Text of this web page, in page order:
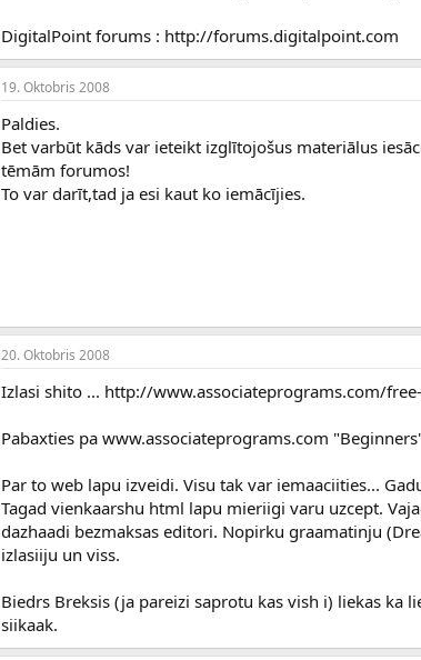
DigitalPoint forums : http://forums.digitalpoint.com
19. Oktobris 2008
Paldies.
Bet varbūt kāds var ieteikt izglītojošus materiālus
tēmām forumos!
To var darīt,tad ja esi kaut ko iemācījies.
20. Oktobris 2008
Izlasi shito ... http://www.associateprograms.com/
Pabaxties pa www.associateprograms.com
Par to web lapu izveidi. Visu tak var iemaaciities...
Tagad vienkaarshu html lapu mieriigi varu uzcept.
dazhaadi bezmaksas editori. Nopirku graamatinju
izlasiiju un viss.
Biedrs Breksis (ja pareizi saprotu kas vish i) liekas ka
siikaak.